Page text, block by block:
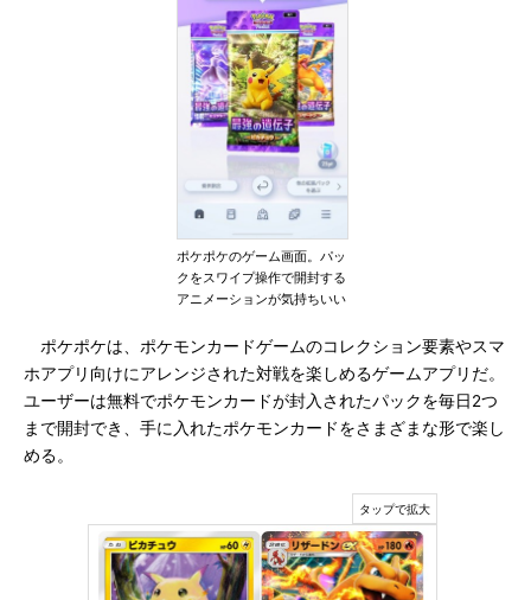
ポケポケのゲーム画面。パッ
クをスワイプ操作で開封する
アニメーションが気持ちいい
ポケポケは、ポケモンカードゲームのコレクション要素やスマ
ホアプリ向けにアレンジされた対戦を楽しめるゲームアプリだ。
ユーザーは無料でポケモンカードが封入されたパックを毎日2つ
まで開封でき、手に入れたポケモンカードをさまざまな形で楽し
める。